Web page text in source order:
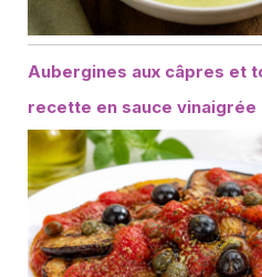
Aubergines aux câpres et
recette en sauce vinaigrée